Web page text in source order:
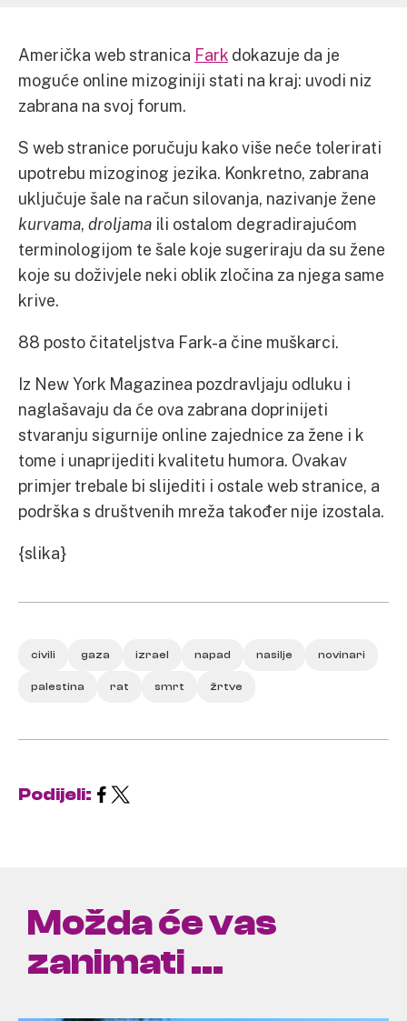
Američka web stranica Fark dokazuje da je
moguće online mizoginiji stati na kraj: uvodi niz
zabrana na svoj forum.
S web stranice poručuju kako više neće tolerirati
upotrebu mizoginog jezika. Konkretno, zabrana
uključuje šale na račun silovanja, nazivanje žene
kurvama, droljama ili ostalom degradirajućom
terminologijom te šale koje sugeriraju da su žene
koje su doživjele neki oblik zločina za njega same
krive.
88 posto čitateljstva Fark-a čine muškarci.
Iz New York Magazinea pozdravljaju odluku i
naglašavaju da će ova zabrana doprinijeti
stvaranju sigurnije online zajednice za žene i k
tome i unaprijediti kvalitetu humora. Ovakav
primjer trebale bi slijediti i ostale web stranice, a
podrška s društvenih mreža također nije izostala.
{slika}
civili gaza izrael napad nasilje novinari
palestina rat smrt žrtve
Podijeli:
Možda će vas
zanimati ...